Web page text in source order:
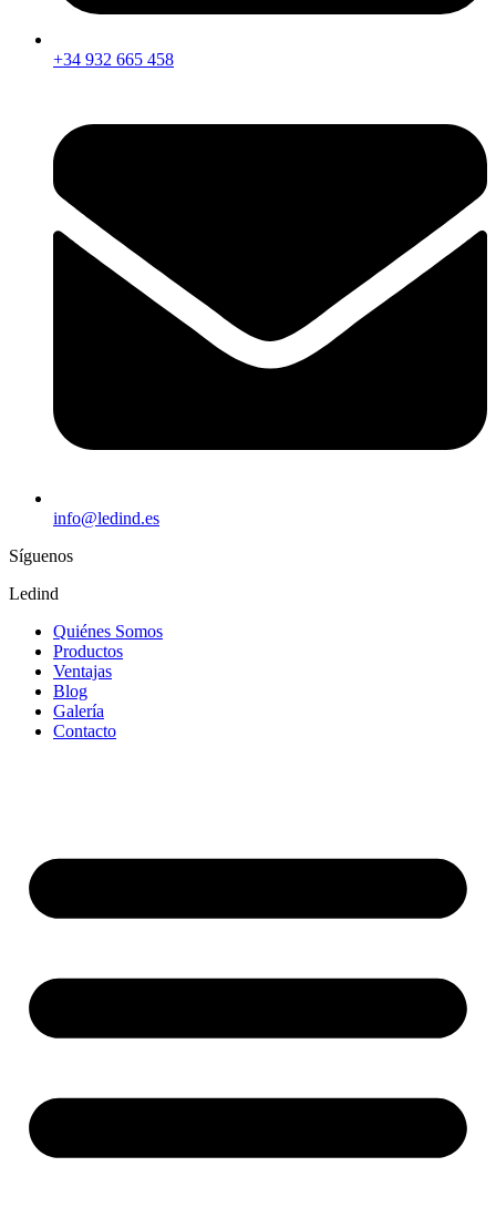
+34 932 665 458‬
info@ledind.es
Síguenos
Ledind
Quiénes Somos
Productos
Ventajas
Blog
Galería
Contacto